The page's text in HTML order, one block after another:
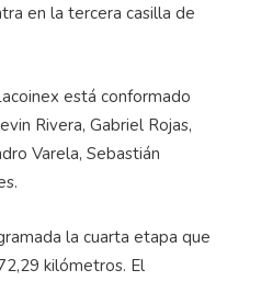
en la tercera casilla de
está conformado
Rivera, Gabriel Rojas,
Varela, Sebastián
la cuarta etapa que
kilómetros. El